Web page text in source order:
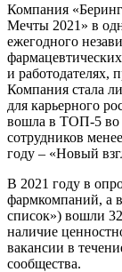
Компания
Мечты 2021» в
ежегодного
и работодателях,
Компания стала
для карьерного
вошла в ТОП-5 во
сотрудников
году – «Новый
В 2021 году в
фармкомпаний, а
список») вошли
наличие
вакансии в
сообщества.